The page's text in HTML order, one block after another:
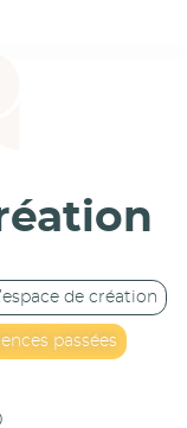
de création
passées